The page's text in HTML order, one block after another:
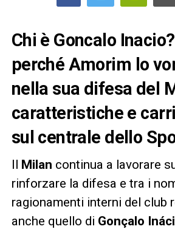
Chi è Goncalo
perché Amorim lo
nella sua difesa del
caratteristiche e
sul centrale dello
Milan continua a lavorare
rinforzare la difesa e tra i
ragionamenti interni del club
anche quello di Gonçalo